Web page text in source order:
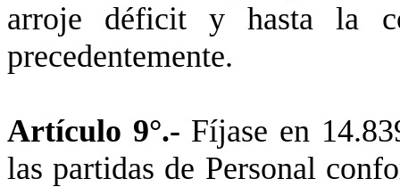
arroje déficit y hasta la
precedentemente.
Artículo 9°.- Fíjase en
las partidas de Personal